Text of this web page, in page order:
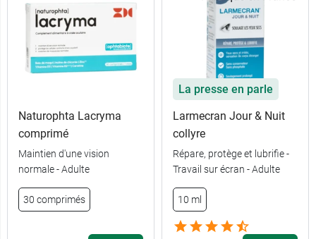
Naturophta Lacryma
comprimé
Maintien d'une vision
normale - Adulte
30 comprimés
La presse en parle
Larmecran Jour & Nuit
collyre
Répare, protège et lubrifie -
Travail sur écran - Adulte
10 ml